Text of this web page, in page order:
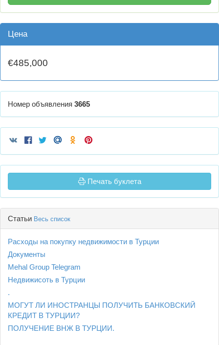
Цена
€485,000
Номер объявления 3665
Печать буклета
Статьи Весь список
Расходы на покупку недвижимости в Турции
Документы
Mehal Group Telegram
Недвижисоть в Турции
.
МОГУТ ЛИ ИНОСТРАНЦЫ ПОЛУЧИТЬ БАНКОВСКИЙ
КРЕДИТ В ТУРЦИИ?
ПОЛУЧЕНИЕ ВНЖ В ТУРЦИИ.